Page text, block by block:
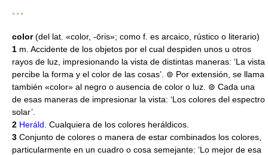
* * *
color(del lat. «color, -ōris»; como f. es arcaico, rústico o literario)
1 m. Accidente de los objetos por el cual despiden unos u otros
rayos de luz, impresionando la vista de distintas maneras: ‘La vista
percibe la forma y el color de las cosas’. ⊚ Por extensión, se llama
también «color» al negro o ausencia de color o luz. ⊚ Cada una
de esas maneras de impresionar la vista: ‘Los colores del espectro
solar’.
2 Heráld. Cualquiera de los colores heráldicos.
3 Conjunto de colores o manera de estar combinados los colores,
particularmente en un cuadro o cosa semejante: ‘Lo mejor de esa